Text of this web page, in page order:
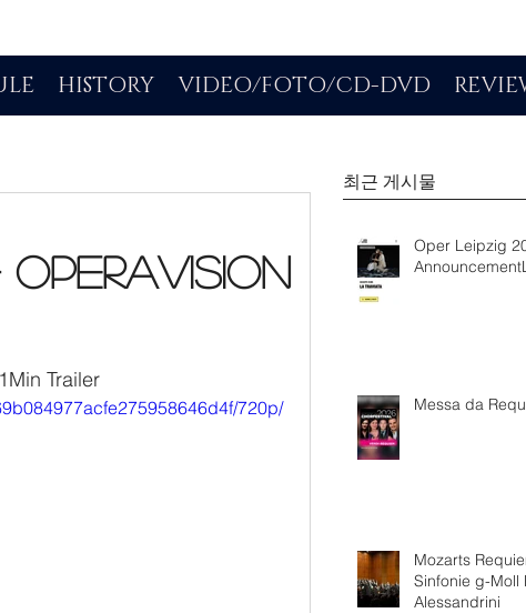
HISTORY VIDEO/FOTO/CD-DVD
OperaVision
Trailer
720p/
최근 게시물
Oper Leipzig
Messa da
Mozarts
Sinfonie g-Moll
Alessandrini